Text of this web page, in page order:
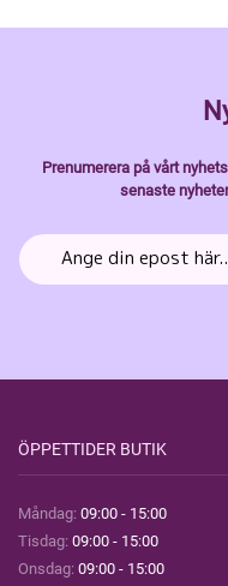
Prenumerera på vårt
senaste
ÖPPETTIDER BUTIK
Måndag: 09:00 - 15:00
Tisdag: 09:00 - 15:00
Onsdag: 09:00 - 15:00